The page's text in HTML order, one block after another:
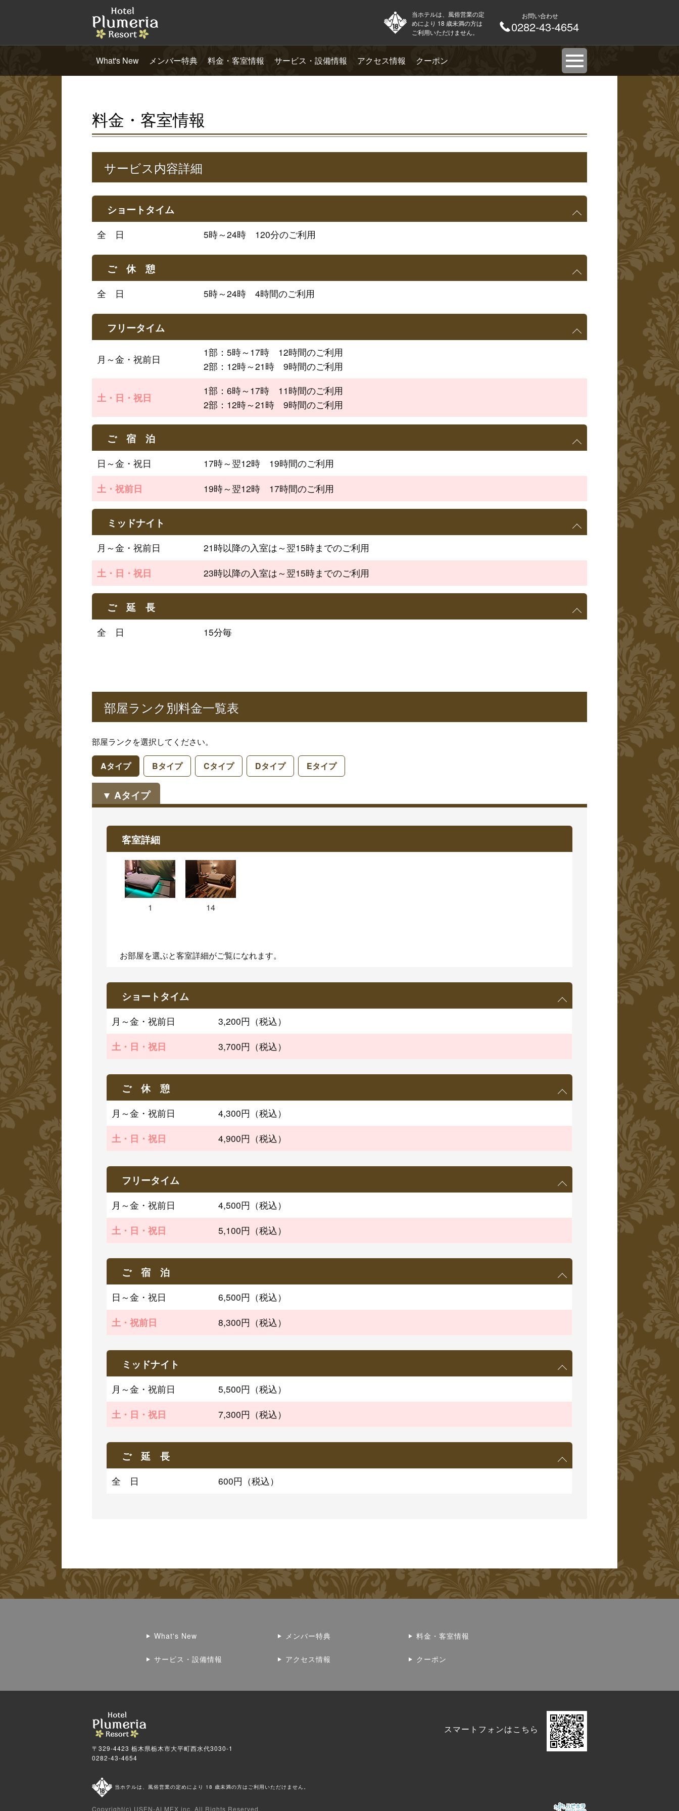
当ホテルは、風俗営業の定
めにより 18 歳未満の方は
ご利用いただけません。
お問い合わせ
0282-43-4654
What's New メンバー特典 料金・客室情報 サービス・設備情報 アクセス情報 クーポン
料金・客室情報
サービス内容詳細
ショートタイム
全　日 5時～24時　120分のご利用
ご 休 憩
全　日 5時～24時　4時間のご利用
フリータイム
月～金・祝前日
1部：5時～17時　12時間のご利用
2部：12時～21時　9時間のご利用
土・日・祝日
1部：6時～17時　11時間のご利用
2部：12時～21時　9時間のご利用
ご 宿 泊
日～金・祝日
17時～翌12時　19時間のご利用
土・祝前日
19時～翌12時　17時間のご利用
ミッドナイト
月～金・祝前日
21時以降の入室は～翌15時までのご利用
土・日・祝日
23時以降の入室は～翌15時までのご利用
ご 延 長
全　日
部屋ランク別料金一覧表
部屋ランクを選択してください。
Aタイプ Bタイプ Cタイプ Dタイプ Eタイプ
Aタイプ
客室詳細
1 14
お部屋を選ぶと客室詳細がご覧になれます。
ショートタイム
月～金・祝前日
3,200円（税込）
土・日・祝日
3,700円（税込）
ご 休 憩
月～金・祝前日
4,300円（税込）
土・日・祝日
4,900円（税込）
フリータイム
月～金・祝前日
4,500円（税込）
土・日・祝日
5,100円（税込）
ご 宿 泊
日～金・祝日
6,500円（税込）
土・祝前日
8,300円（税込）
ミッドナイト
月～金・祝前日
5,500円（税込）
土・日・祝日
7,300円（税込）
ご 延 長
全　日 600円（税込）
What's New メンバー特典 料金・客室情報
サービス・設備情報 アクセス情報 クーポン
〒329-4423 栃木県栃木市大平町西水代3030-1
0282-43-4654
スマートフォンはこちら
当ホテルは、風俗営業の定めにより 18 歳未満の方はご利用いただけません。
Copyright(c) USEN-ALMEX inc, All Rights Reserved.